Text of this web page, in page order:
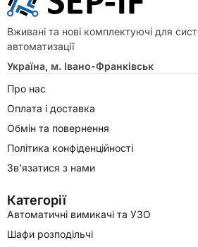
Вживані та нові комплектуючі для
автоматизації
Україна, м. Івано-Франківськ
Про нас
Оплата і доставка
Обмін та повернення
Політика конфіденційності
Зв’язатися з нами
Категорії
Автоматичні вимикачі та УЗО
Шафи розподільчі